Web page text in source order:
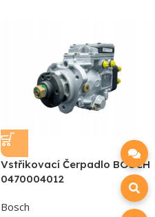
Vstřikovací Čerpadlo BOSCH
0470004012
Bosch